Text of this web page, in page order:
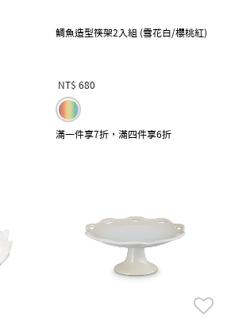
鯛魚造型筷架2入組 (雪花白/櫻桃紅)
NT$ 680
滿一件享7折，滿四件享6折